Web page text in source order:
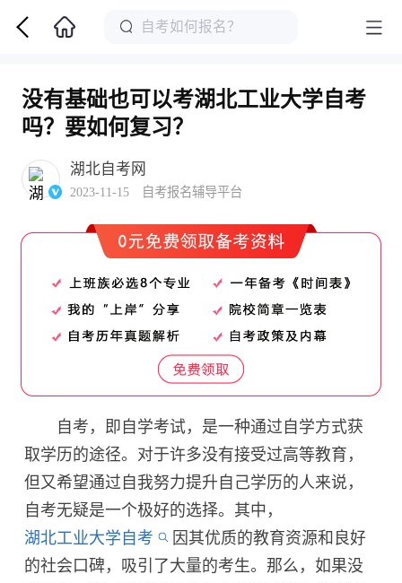
没有基础也可以考湖北工业大学自考
吗？要如何复习？
湖北自考网
2023-11-15 自考报名辅导平台
自考，即自学考试，是一种通过自学方式获
取学历的途径。对于许多没有接受过高等教育，
但又希望通过自我努力提升自己学历的人来说，
自考无疑是一个极好的选择。其中，
湖北工业大学自考
因其优质的教育资源和良好
的社会口碑，吸引了大量的考生。那么，如果没